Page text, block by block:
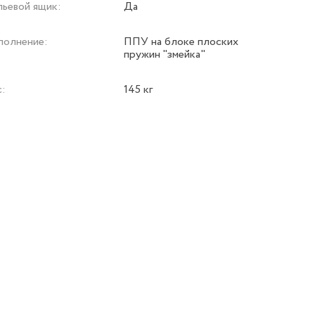
ящик: Да
ППУ на блоке плоских
пружин "змейка"
145 кг